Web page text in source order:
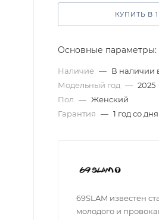
КУПИТЬ В
Основные параметры:
Наличие — В наличии
Модельный год — 2025
Пол — Женский
Гарантия — 1 год со
69SLAM известен
молодого и